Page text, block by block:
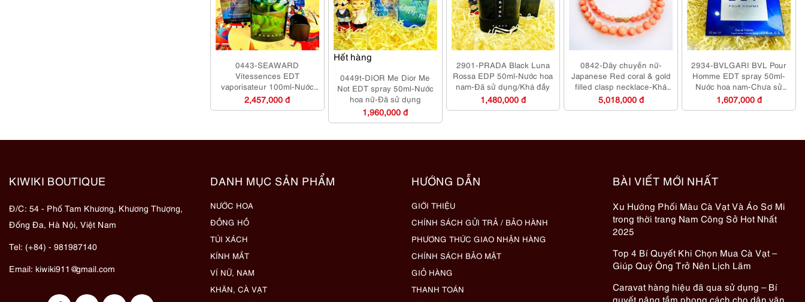
0443-SEAWARD
Vitessences EDT
vaporisateur 100ml-Nước
hoa nam-Chưa sử dụng
2,457,000 đ
Hết hàng
0449t-DIOR Me Dior Me
Not EDT spray 50ml-Nước
hoa nữ-Đã sử dụng
1,960,000 đ
2901-PRADA Black Luna
Rossa EDP 50ml-Nước hoa
nam-Đã sử dụng/Khá đầy
1,480,000 đ
0842-Dây chuyền nữ-
Japanese Red coral & gold
filled clasp necklace-Khá
mới
5,018,000 đ
2934-BVLGARI BVL Pour
Homme EDT spray 50ml-
Nước hoa nam-Chưa sử
dụng
1,607,000 đ
KIWIKI BOUTIQUE
Đ/C: 54 - Phố Tam Khương, Khương Thượng,
Đống Đa, Hà Nội, Việt Nam
Tel: (+84) - 981987140
Email: kiwiki911@gmail.com
DANH MỤC SẢN PHẨM
NƯỚC HOA
ĐỒNG HỒ
TÚI XÁCH
KÍNH MẮT
VÍ NỮ, NAM
KHĂN, CÀ VẠT
HƯỚNG DẪN
GIỚI THIỆU
CHÍNH SÁCH GỬI TRẢ / BẢO HÀNH
PHƯƠNG THỨC GIAO NHẬN HÀNG
CHÍNH SÁCH BẢO MẬT
GIỎ HÀNG
THANH TOÁN
BÀI VIẾT MỚI NHẤT
Xu Hướng Phối Màu Cà Vạt Và Áo Sơ Mi
trong thời trang Nam Công Sở Hot Nhất
2025
Top 4 Bí Quyết Khi Chọn Mua Cà Vạt –
Giúp Quý Ông Trở Nên Lịch Lãm
Caravat hàng hiệu đã qua sử dụng – Bí
quyết nâng tầm phong cách cho dân văn